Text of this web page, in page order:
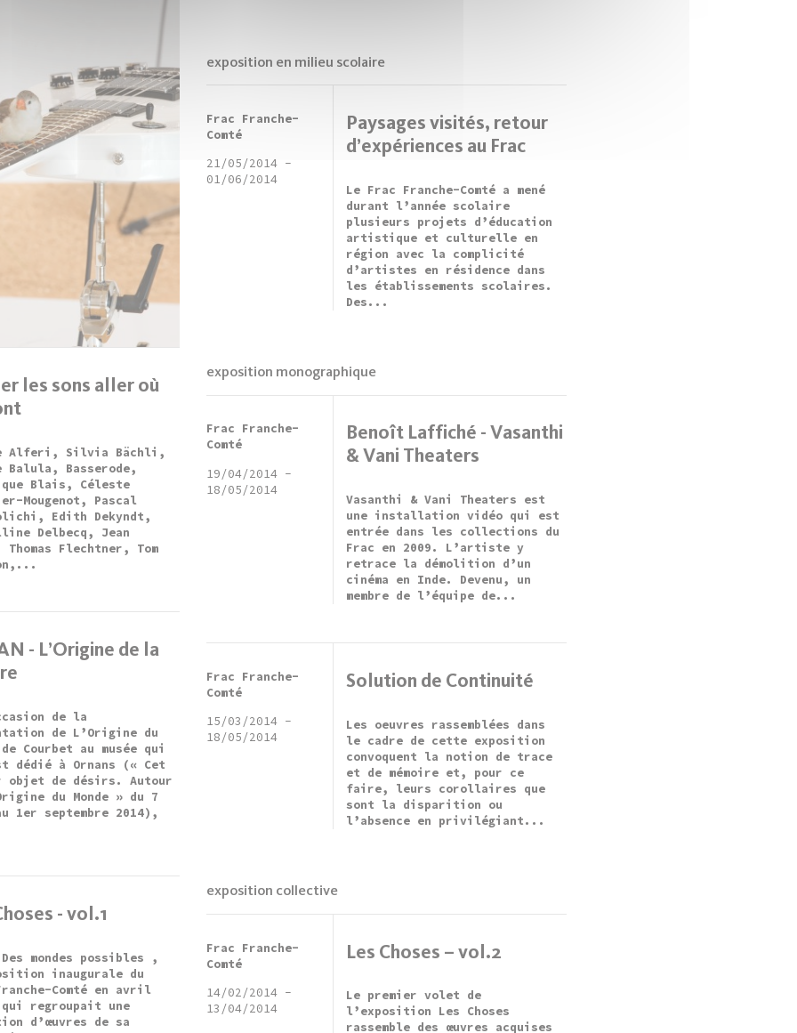
les sons aller où
Alferi, Silvia Bächli,
Balula, Basserode,
Blais, Céleste
Mougenot, Pascal
Edith Dekyndt,
Delbecq, Jean
Thomas Flechtner, Tom
exposition en milieu scolaire
Paysages visités, retour
d’expériences au Frac
Le Frac Franche-Comté a mené
durant l’année scolaire
plusieurs projets d’éducation
artistique et culturelle en
région avec la complicité
d’artistes en résidence dans
les établissements scolaires.
Des...
Frac Franche-
Comté
21/05/2014-
01/06/2014
exposition monographique
Benoît Laffiché - Vasanthi
& Vani Theaters
Vasanthi & Vani Theaters est
une installation vidéo qui est
entrée dans les collections du
Frac en 2009. L’artiste y
retrace la démolition d’un
cinéma en Inde. Devenu, un
membre de l’équipe de...
Frac Franche-
Comté
19/04/2014-
18/05/2014
- L’Origine de la
de la
de L’Origine du
de Courbet au musée qui
dédié à Ornans (« Cet
objet de désirs. Autour
du Monde » du 7
1er septembre 2014),
Solution de Continuité
Les oeuvres rassemblées dans
le cadre de cette exposition
convoquent la notion de trace
et de mémoire et, pour ce
faire, leurs corollaires que
sont la disparition ou
l’absence en privilégiant...
Frac Franche-
Comté
15/03/2014-
18/05/2014
exposition collective
Les Choses – vol.2
Le premier volet de
l’exposition Les Choses
rassemble des œuvres acquises
Frac Franche-
Comté
14/02/2014-
13/04/2014
- vol.1
mondes possibles ,
inaugurale du
Comté en avril
qui regroupait une
d’œuvres de sa